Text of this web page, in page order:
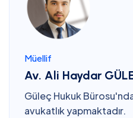
Müellif
Av. Ali Haydar
Güleç Hukuk
avukatlık yapmaktadır.